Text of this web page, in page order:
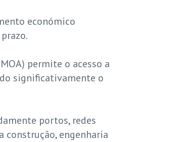
económico
permite o acesso a
significativamente o
portos, redes
construção, engenharia